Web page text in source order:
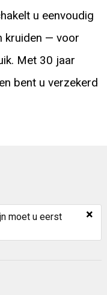
u eenvoudig
kruiden — voor
Met 30 jaar
bent u verzekerd
moet u eerst
×